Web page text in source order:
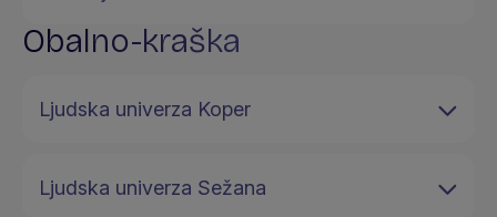
Obalno-kraška
Ljudska univerza Koper
Ljudska univerza Sežana